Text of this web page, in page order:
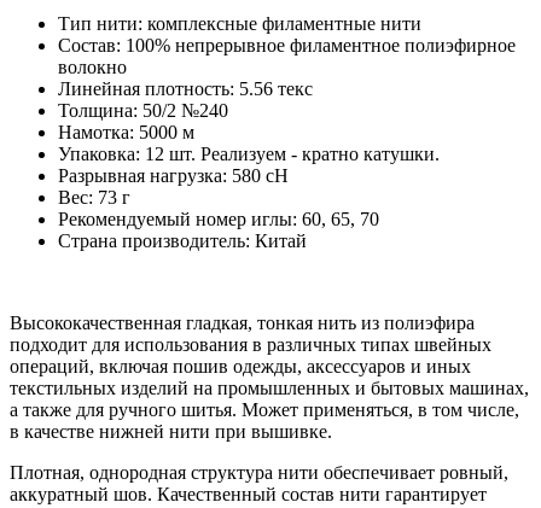
Тип нити: комплексные филаментные нити
Состав: 100% непрерывное филаментное полиэфирное
волокно
Линейная плотность: 5.56 текс
Толщина: 50/2 №240
Намотка: 5000 м
Упаковка: 12 шт. Реализуем - кратно катушки.
Разрывная нагрузка: 580 сН
Вес: 73 г
Рекомендуемый номер иглы: 60, 65, 70
Страна производитель: Китай
Высококачественная гладкая, тонкая нить из полиэфира
подходит для использования в различных типах швейных
операций, включая пошив одежды, аксессуаров и иных
текстильных изделий на промышленных и бытовых машинах,
а также для ручного шитья. Может применяться, в том числе,
в качестве нижней нити при вышивке.
Плотная, однородная структура нити обеспечивает ровный,
аккуратный шов. Качественный состав нити гарантирует